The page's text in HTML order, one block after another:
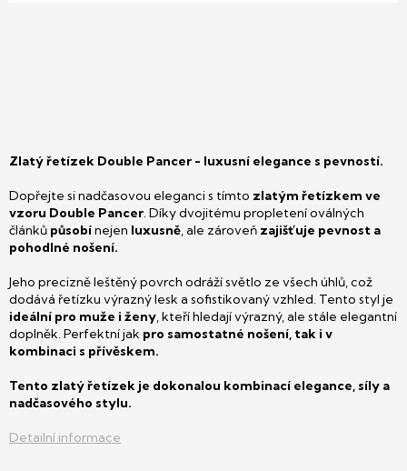
Zlatý řetízek Double Pancer - luxusní elegance s pevností.
Dopřejte si nadčasovou eleganci s tímto zlatým řetízkem ve
vzoru Double Pancer. Díky dvojitému propletení oválných
článků působínejen luxusně, ale zároveň zajišťuje pevnost a
pohodlné nošení.
Jeho precizně leštěný povrch odráží světlo ze všech úhlů, což
dodává řetízku výrazný lesk a sofistikovaný vzhled. Tento styl je
ideální pro muže i ženy, kteří hledají výrazný, ale stále elegantní
doplněk. Perfektní jak pro samostatné nošení, tak i v
kombinaci s přívěskem.
Tento zlatý řetízek je dokonalou kombinací elegance, síly a
nadčasového stylu.
Detailní informace